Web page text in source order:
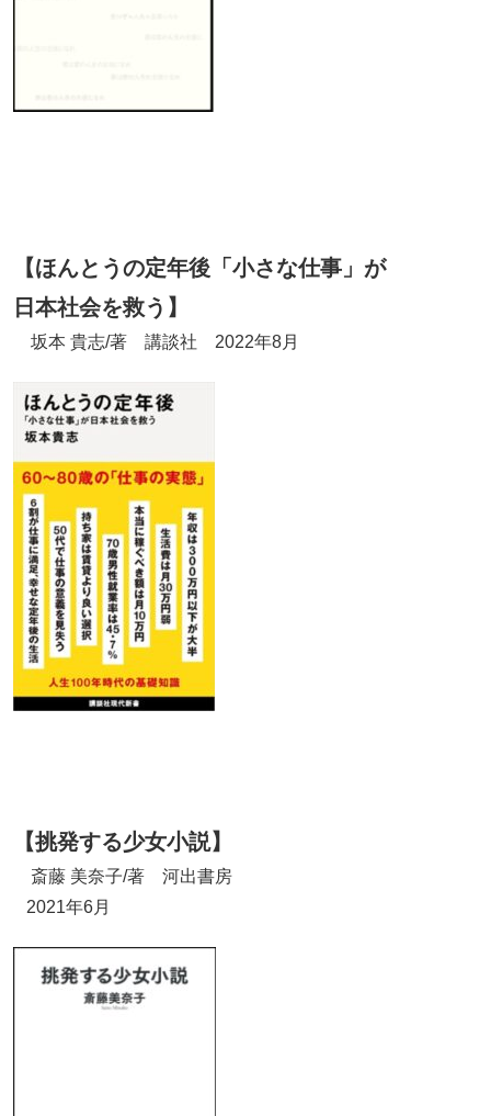
【ほんとうの定年後「小さな仕事」が
日本社会を救う】
坂本 貴志/著 講談社 2022年8月
【挑発する少女小説】
斎藤 美奈子/著 河出書房
2021年6月